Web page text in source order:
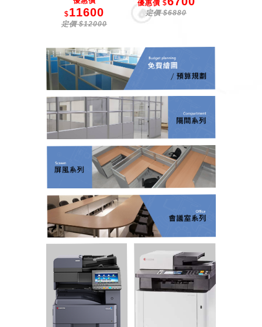
$11600
定價 $12000
優惠價 $
定價 $6880